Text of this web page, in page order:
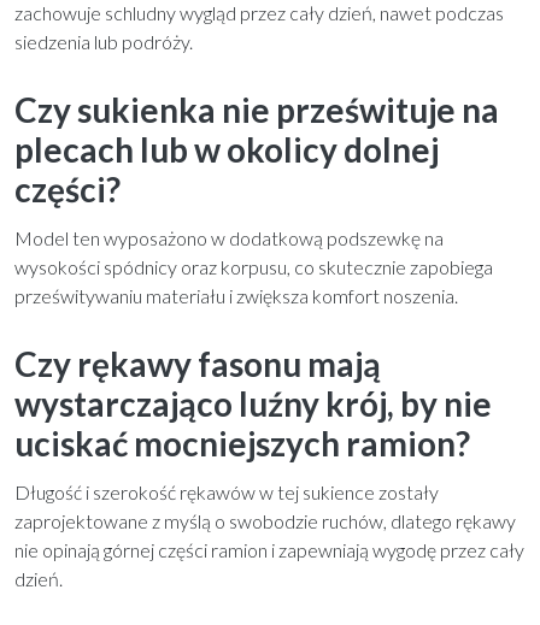
zachowuje schludny wygląd przez cały dzień, nawet podczas
siedzenia lub podróży.
Czy sukienka nie prześwituje na
plecach lub w okolicy dolnej
części?
Model ten wyposażono w dodatkową podszewkę na
wysokości spódnicy oraz korpusu, co skutecznie zapobiega
prześwitywaniu materiału i zwiększa komfort noszenia.
Czy rękawy fasonu mają
wystarczająco luźny krój, by nie
uciskać mocniejszych ramion?
Długość i szerokość rękawów w tej sukience zostały
zaprojektowane z myślą o swobodzie ruchów, dlatego rękawy
nie opinają górnej części ramion i zapewniają wygodę przez cały
dzień.